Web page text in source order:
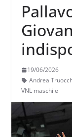
Pardo
19/06/2026
Andrea
VNL maschile